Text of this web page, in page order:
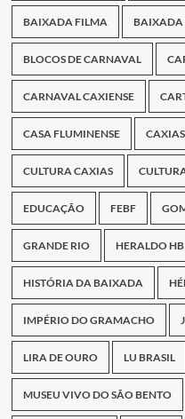
BAIXADA FILMA BAIXADA
BLOCOS DE CARNAVAL
CARNAVAL CAXIENSE
CASA FLUMINENSE CAXIAS
CULTURA CAXIAS
EDUCAÇÃO FEBF
GRANDE RIO HERALDO HB
HISTÓRIA DA BAIXADA
IMPÉRIO DO GRAMACHO
LIRA DE OURO LU BRASIL
MUSEU VIVO DO SÃO BENTO